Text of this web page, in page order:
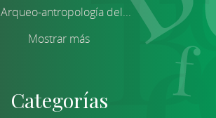
Arqueo-antropología del...
Mostrar más
Categorías